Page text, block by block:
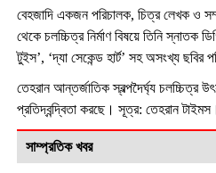
বেহজাদি একজন পরিচালক, চিত্র লেখক ও
থেকে চলচ্চিত্র নির্মাণ বিষয়ে তিনি স্নাতক
টুইস’, ‘দ্যা সেকেন্ড হার্ট’ সহ অসংখ্য ছবির
তেহরান আন্তর্জাতিক স্বল্পদৈর্ঘ্য চলচ্চিত্র
প্রতিদ্বন্দ্বিতা করছে। সূত্র: তেহরান টাইমস।
সাম্প্রতিক খবর